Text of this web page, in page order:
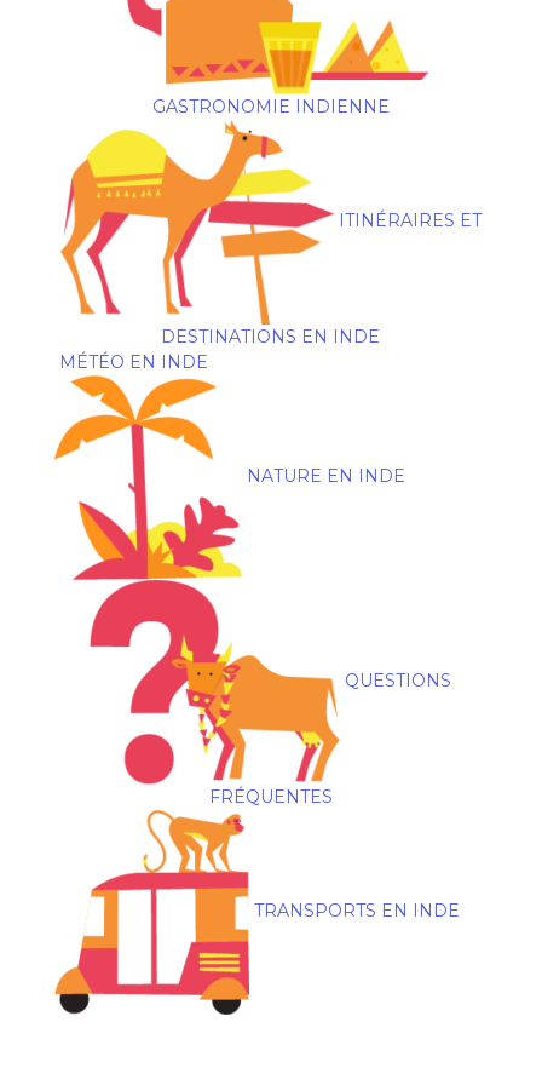
GASTRONOMIE INDIENNE
ITINÉRAIRES ET
DESTINATIONS EN INDE
MÉTÉO EN INDE
NATURE EN INDE
QUESTIONS
FRÉQUENTES
TRANSPORTS EN INDE